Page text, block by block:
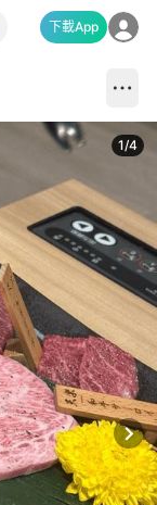
下載App
1/4